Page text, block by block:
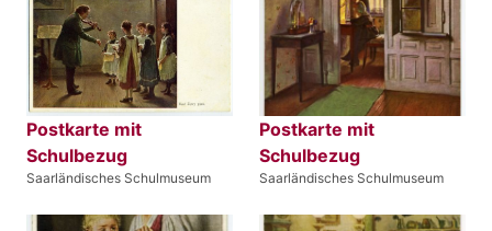
Postkarte mit
Schulbezug
Saarländisches Schulmuseum
Postkarte mit
Schulbezug
Saarländisches Schulmuseum